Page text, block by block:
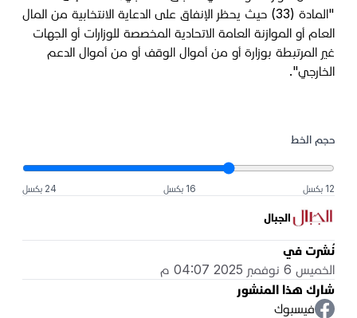
"المادة (33) حيث يحظر الإنفاق على الدعاية الانتخابية من المال
العام أو الموازنة العامة الاتحادية المخصصة للوزارات أو الجهات
غير المرتبطة بوزارة أو من أموال الوقف أو من أموال الدعم
الخارجي".
حجم الخط
12 بكسل 16 بكسل 24 بكسل
الجبال
نُشرت في
الخميس 6 نوفمبر 2025 04:07 م
شارك هذا المنشور
فيسبوك